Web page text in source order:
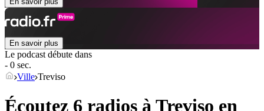
En savoir plus
Le podcast débute dans
- 0 sec.
Ville Treviso
Écoutez 6 radios à Treviso en